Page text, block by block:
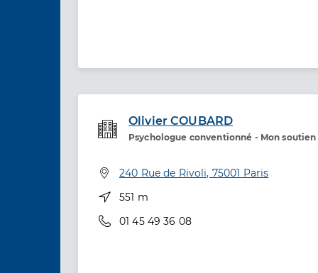
Olivier COUBARD
Psychologue conventionné - Mon soutien
Etablissement de soins
Adresse
240 Rue de Rivoli, 75001 Paris
Distance
551 m
Téléphone
01 45 49 36 08